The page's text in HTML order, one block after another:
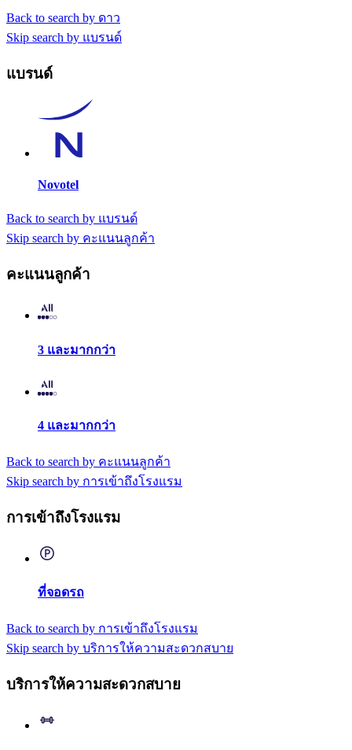
Back to search by ดาว
Skip search by แบรนด์
แบรนด์
Novotel
Back to search by แบรนด์
Skip search by คะแนนลูกค้า
คะแนนลูกค้า
3 และมากกว่า
4 และมากกว่า
Back to search by คะแนนลูกค้า
Skip search by การเข้าถึงโรงแรม
การเข้าถึงโรงแรม
ที่จอดรถ
Back to search by การเข้าถึงโรงแรม
Skip search by บริการให้ความสะดวกสบาย
บริการให้ความสะดวกสบาย